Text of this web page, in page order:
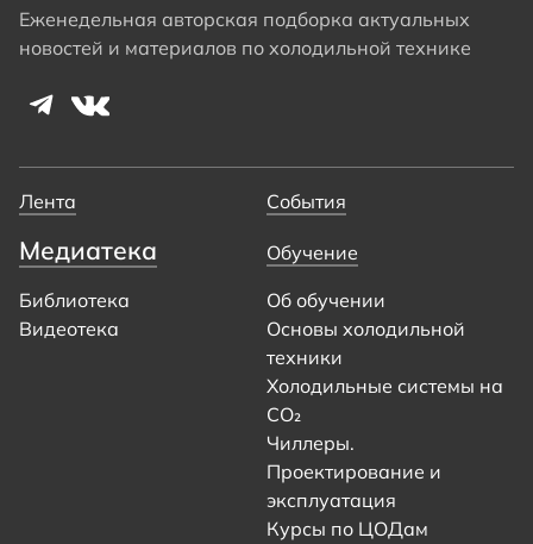
Еженедельная авторская подборка актуальных
новостей и материалов по холодильной технике
Лента События
Медиатека
Библиотека
Видеотека
Обучение
Об обучении
Основы холодильной
техники
Холодильные системы на
CO₂
Чиллеры.
Проектирование и
эксплуатация
Курсы по ЦОДам